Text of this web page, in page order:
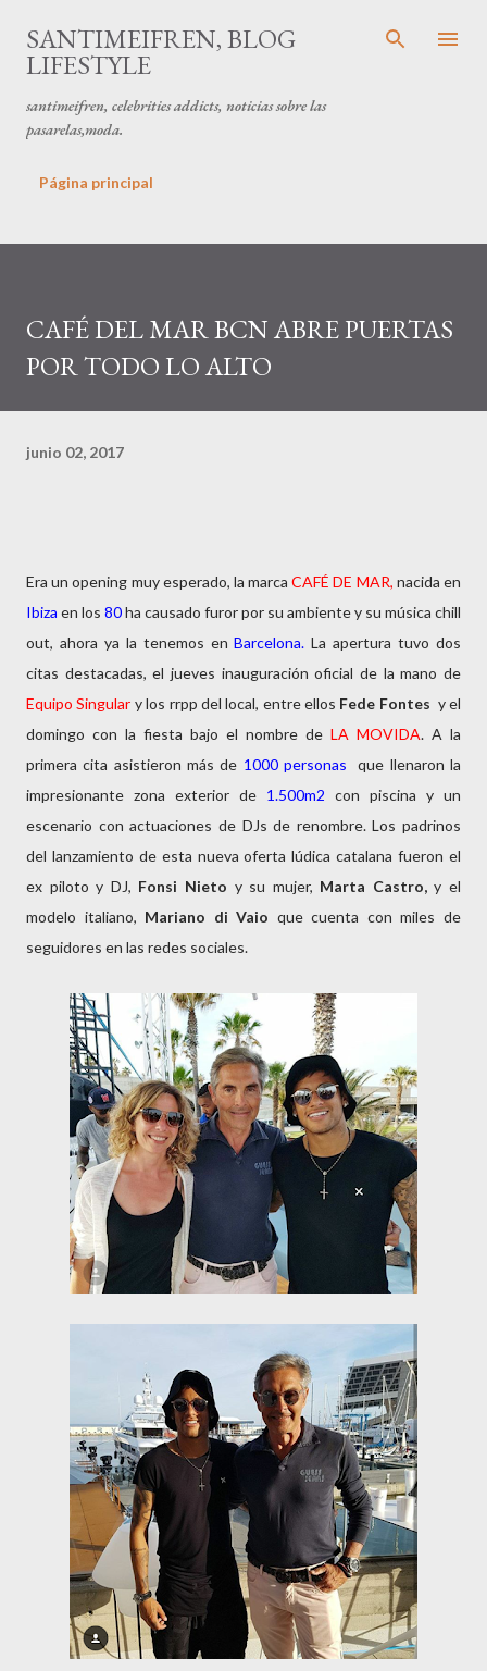
Ir al contenido principal
SANTIMEIFREN, BLOG
LIFESTYLE
santimeifren, celebrities addicts, noticias sobre las
pasarelas,moda.
Página principal
CAFÉ DEL MAR BCN ABRE PUERTAS
POR TODO LO ALTO
junio 02, 2017
Era un opening muy esperado, la marcaCAFÉ DE MAR, nacida en
Ibiza en los 80ha causado furor por su ambiente y su música chill
out, ahora ya la tenemos enBarcelona. La apertura tuvo dos
citas destacadas, el jueves inauguración oficial de la mano de
Equipo Singular y los rrpp del local, entre ellos Fede Fontes y el
domingo con la fiesta bajo el nombre de LA MOVIDA. A la
primera cita asistieron más de 1000 personas que llenaron la
impresionante zona exterior de 1.500m2 con piscina y un
escenario con actuaciones de DJs de renombre. Los padrinos
del lanzamiento de esta nueva oferta lúdica catalana fueron el
ex piloto y DJ, Fonsi Nieto y su mujer, Marta Castro,y el
modelo italiano, Mariano di Vaio que cuenta con miles de
seguidores en las redes sociales.